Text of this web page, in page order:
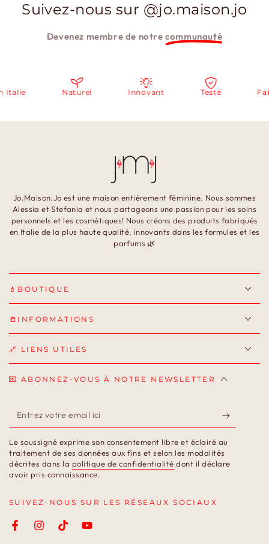
Suivez-nous sur @jo.maison.jo
Devenez membre de notrecommunauté
Naturel Innovant Testé
Jo.Maison.Jo est une maison entièrement féminine. Nous sommes
Alessia et Stefania et nous partageons une passion pour les soins
personnels et les cosmétiques! Nous créons des produits fabriqués
en Italie de la plus haute qualité, innovants dans les formules et les
parfums 🌿
💄BOUTIQUE
📒INFORMATIONS
🔗 LIENS UTILES
💌 ABONNEZ-VOUS À NOTRE NEWSLETTER
Entrez
votre
email
ici
Le soussigné exprime son consentement libre et éclairé au
traitement de ses données aux fins et selon les modalités
décrites dans la politique de confidentialité dont il déclare
avoir pris connaissance.
SUIVEZ-NOUS SUR LES RÉSEAUX SOCIAUX
FacebookInstagramTikTokYouTube